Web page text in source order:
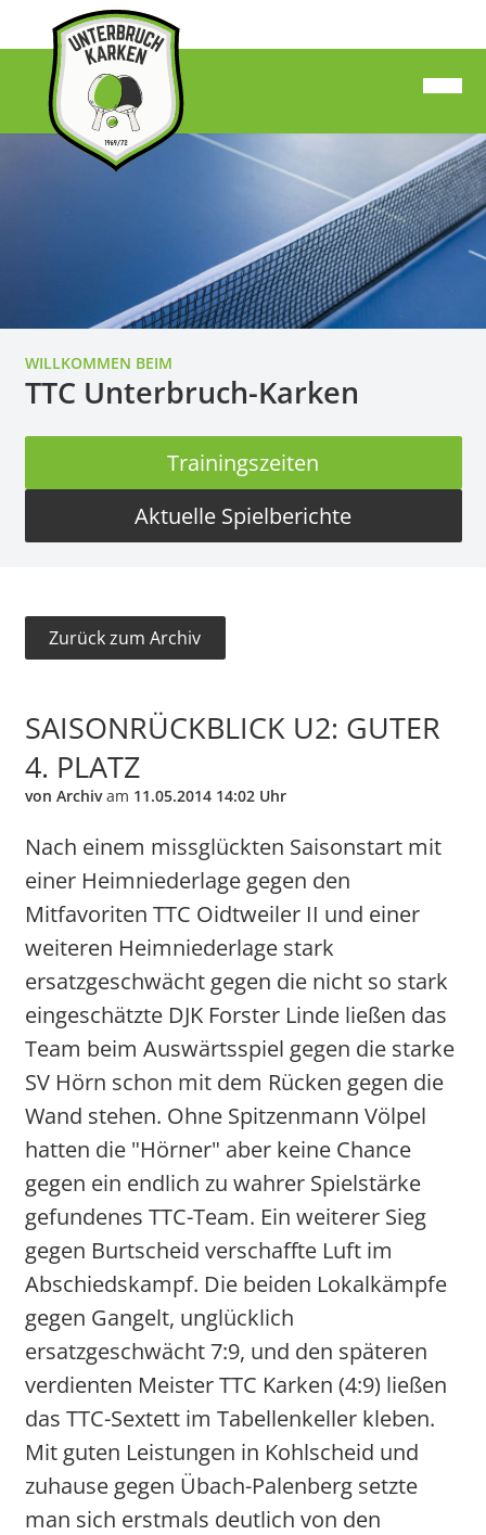
WILLKOMMEN BEIM
TTC Unterbruch-Karken
Trainingszeiten
Aktuelle Spielberichte
Zurück zum Archiv
SAISONRÜCKBLICK U2: GUTER
4. PLATZ
von Archivam 11.05.2014 14:02 Uhr
Nach einem missglückten Saisonstart mit
einer Heimniederlage gegen den
Mitfavoriten TTC Oidtweiler II und einer
weiteren Heimniederlage stark
ersatzgeschwächt gegen die nicht so stark
eingeschätzte DJK Forster Linde ließen das
Team beim Auswärtsspiel gegen die starke
SV Hörn schon mit dem Rücken gegen die
Wand stehen. Ohne Spitzenmann Völpel
hatten die "Hörner" aber keine Chance
gegen ein endlich zu wahrer Spielstärke
gefundenes TTC-Team. Ein weiterer Sieg
gegen Burtscheid verschaffte Luft im
Abschiedskampf. Die beiden Lokalkämpfe
gegen Gangelt, unglücklich
ersatzgeschwächt 7:9, und den späteren
verdienten Meister TTC Karken (4:9) ließen
das TTC-Sextett im Tabellenkeller kleben.
Mit guten Leistungen in Kohlscheid und
zuhause gegen Übach-Palenberg setzte
man sich erstmals deutlich von den